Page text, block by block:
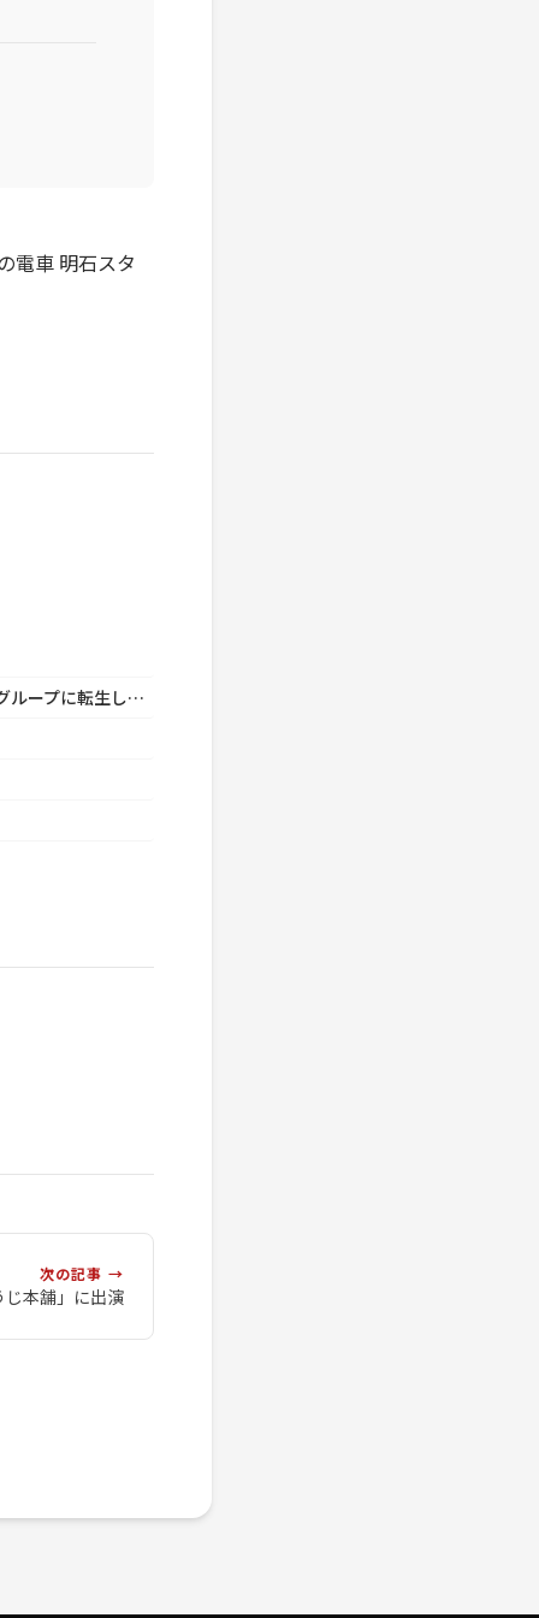
電車 明石スタ
為國 孝和「ヤンキー激戦区の四天王がアイドルグループに転生したら？」に出演
次の記事 →
本舗」に出演